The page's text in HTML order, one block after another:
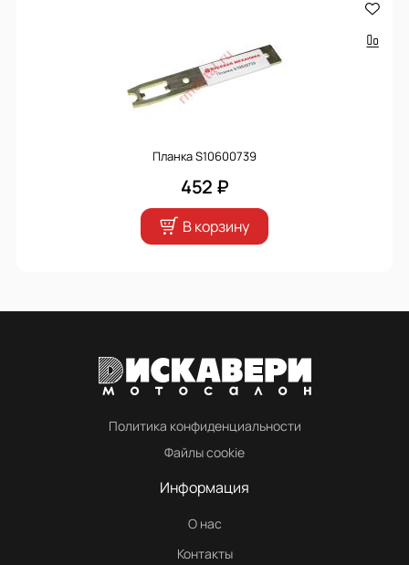
Планка S10600739
452 ₽
В корзину
Политика конфиденциальности
Файлы cookie
Информация
О нас
Контакты